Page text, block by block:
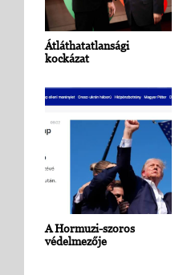
Átláthatatlansági
kockázat
A Hormuzi-szoros
védelmezője